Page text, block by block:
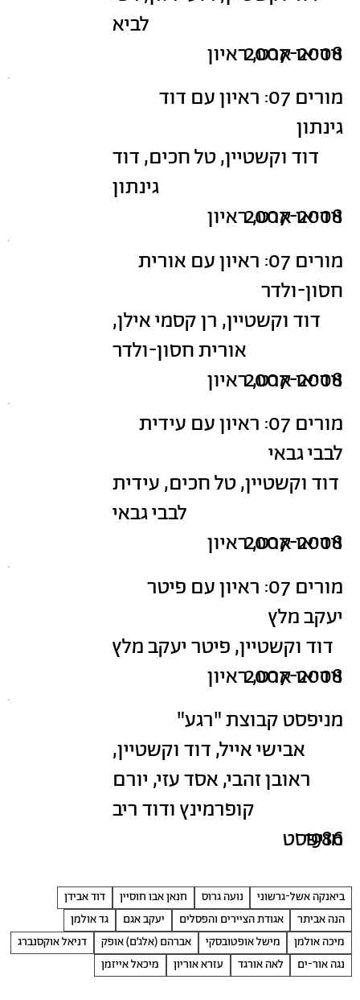
וידיאו ארט, ראיון
לביא
2007-2008
וידיאו ארט, ראיון
מורים 07: ראיון עם דוד
גינתון
דוד וקשטיין, טל חכים, דוד
גינתון
2007-2008
וידיאו ארט, ראיון
מורים 07: ראיון עם אורית
חסון-ולדר
דוד וקשטיין, רן קסמי אילן,
אורית חסון-ולדר
2007-2008
וידיאו ארט, ראיון
מורים 07: ראיון עם עידית
לבבי גבאי
דוד וקשטיין, טל חכים, עידית
לבבי גבאי
2007-2008
וידיאו ארט, ראיון
מורים 07: ראיון עם פיטר
יעקב מלץ
דוד וקשטיין, פיטר יעקב מלץ
2007-2008
מניפסט
מניפסט קבוצת "רגע"
אבישי אייל, דוד וקשטיין,
ראובן זהבי, אסד עזי, יורם
קופרמינץ ודוד ריב
1986
ביאנקה אשל-גרשוני נועה גרוס חנאן אבו חוסיין
דוד אבידן
הנה אביתר
אגודת הציירים והפסלים יעקב אגם
גד אולמן
מיכה אולמן
מישל אופטובסקי אברהם (אלג׳ם) אופק
דניאל אוקסנברג
נגה אור-ים
לאה אורגד עזרא אוריון מיכאל אייזמן